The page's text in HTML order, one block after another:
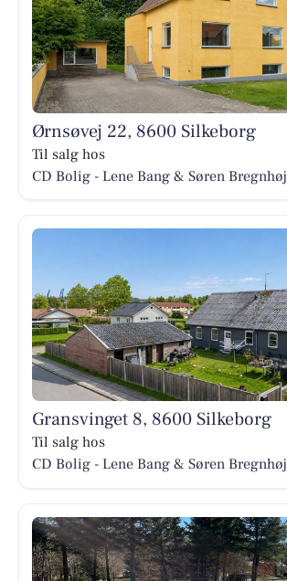
Ørnsøvej 22, 8600 Silkeborg
Til salg hos
CD Bolig - Lene Bang & Søren Bregnhøj
Gransvinget 8, 8600 Silkeborg
Til salg hos
CD Bolig - Lene Bang & Søren Bregnhøj